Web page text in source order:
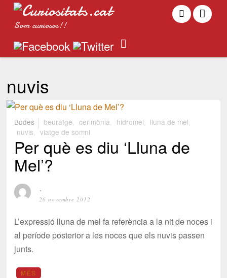
Som curiosos!!
nuvis
Bodes beuratge cerimònia hidromel lluna de mel
nuvis
viatge de somni
Per què es diu ‘Lluna de
Mel’?
⋅
26 novembre 2012
L’expressió lluna de mel fa referència a la nit de noces i
al període posterior a les noces que els nuvis passen
junts.
MÉS